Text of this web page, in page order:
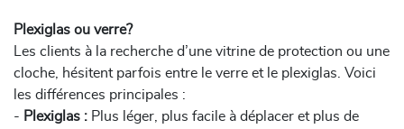
Plexiglas ou verre?
Les clients à la recherche d’une vitrine de protection ou une
cloche, hésitent parfois entre le verre et le plexiglas. Voici
les différences principales :
- Plexiglas : Plus léger, plus facile à déplacer et plus de